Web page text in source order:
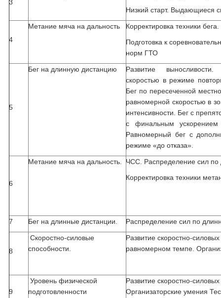
3
Низкий старт. Выдающиеся
4
Метание мяча на дальность
Корректировка техники
Подготовка к
норм ГТО
5
Бег на длинную дистанцию
Развитие
скоростью в режиме
Бег по пересеченной
равномерной скоростью в
интенсивности. Бег с
с финальным
Равномерный бег с
режиме «до отказа».
6
Метание мяча на дальность.
ЧСС. Распределение сил по
Корректировка техники
7 Бег на длинные дистанции. Распределение сил по
8
Скоростно-силовые
способности.
Развитие скоростно-
равномерном темпе.
9
Уровень физической
подготовленности
Развитие скоростно-
Организаторские умения